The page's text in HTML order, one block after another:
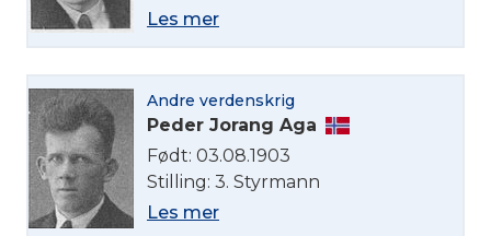
Les mer
Andre verdenskrig
Peder Jorang Aga
Født: 03.08.1903
Stilling: 3. Styrmann
Les mer